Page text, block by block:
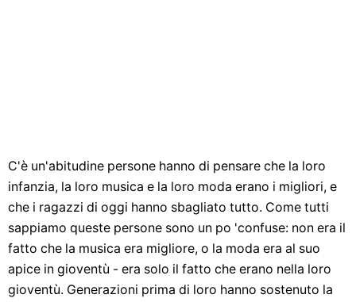
C'è un'abitudine persone hanno di pensare che la loro
infanzia, la loro musica e la loro moda erano i migliori, e
che i ragazzi di oggi hanno sbagliato tutto. Come tutti
sappiamo queste persone sono un po 'confuse: non era il
fatto che la musica era migliore, o la moda era al suo
apice in gioventù - era solo il fatto che erano nella loro
gioventù. Generazioni prima di loro hanno sostenuto la